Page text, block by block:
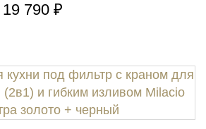
19 790 ₽